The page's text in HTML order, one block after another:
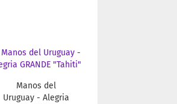
Manos del
Uruguay - Alegria